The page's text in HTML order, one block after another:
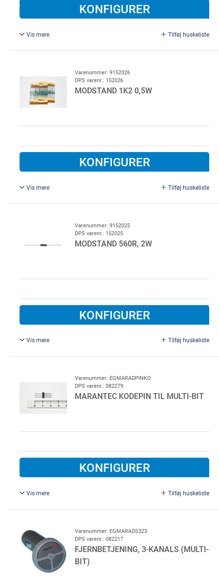
KONFIGURER
Vis mere Tilføj huskeliste
kontakter, fotocellerVarenummer: 9152026
DPS varenr.: 152026
MODSTAND 1K2 0,5W
KONFIGURER
Vis mere Tilføj huskeliste
Bruges som terminering på enheder der kræver
overvågning. F.eks. el-følelister, røgmelder, kontakter,
fotoceller.
Varenummer: 9152025
DPS varenr.: 152025
MODSTAND 560R, 2W
KONFIGURER
Vis mere Tilføj huskeliste
Effektmodstand. Bruges som terminering på enheder der
kontakter, fotocellerVarenummer: EGMARADPINKO
DPS varenr.: 082279
MARANTEC KODEPIN TIL MULTI-BIT
KONFIGURER
Vis mere Tilføj huskeliste
Kort udgave. Til fjernbetjening
Varenummer: EGMARADS323
DPS varenr.: 082217
FJERNBETJENING, 3-KANALS (MULTI-
BIT)